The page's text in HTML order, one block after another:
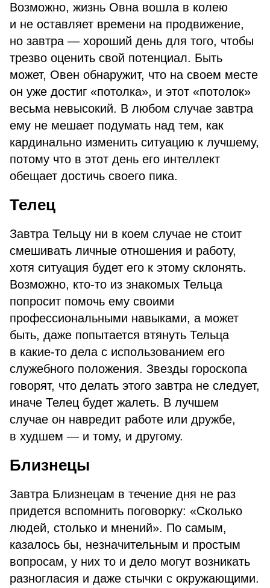
Возможно, жизнь Овна вошла в колею
и не оставляет времени на продвижение,
но завтра — хороший день для того, чтобы
трезво оценить свой потенциал. Быть
может, Овен обнаружит, что на своем месте
он уже достиг «потолка», и этот «потолок»
весьма невысокий. В любом случае завтра
ему не мешает подумать над тем, как
кардинально изменить ситуацию к лучшему,
потому что в этот день его интеллект
обещает достичь своего пика.
Телец
Завтра Тельцу ни в коем случае не стоит
смешивать личные отношения и работу,
хотя ситуация будет его к этому склонять.
Возможно, кто-то из знакомых Тельца
попросит помочь ему своими
профессиональными навыками, а может
быть, даже попытается втянуть Тельца
в какие-то дела с использованием его
служебного положения. Звезды гороскопа
говорят, что делать этого завтра не следует,
иначе Телец будет жалеть. В лучшем
случае он навредит работе или дружбе,
в худшем — и тому, и другому.
Близнецы
Завтра Близнецам в течение дня не раз
придется вспомнить поговорку: «Сколько
людей, столько и мнений». По самым,
казалось бы, незначительным и простым
вопросам, у них то и дело могут возникать
разногласия и даже стычки с окружающими.